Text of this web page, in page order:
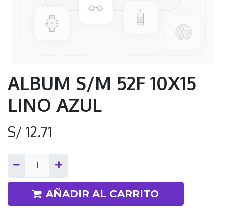
ALBUM S/M 52F 10X15
LINO AZUL
S/ 12.71
AÑADIR AL CARRITO